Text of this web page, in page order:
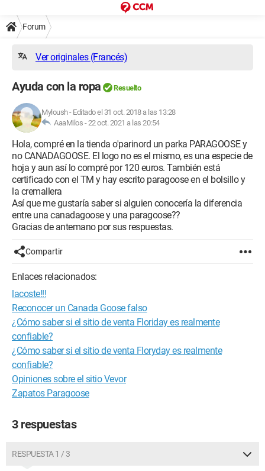
Forum
Ver originales (Francés)
Ayuda con la ropa Resuelto
Myloush- Editado el 31 oct. 2018 a las 13:28
AaaMilos -22 oct. 2021 a las 20:54
Hola, compré en la tienda o'parinord un parka PARAGOOSE y
no CANADAGOOSE. El logo no es el mismo, es una especie de
hoja y aun así lo compré por 120 euros. También está
certificado con el TM y hay escrito paragoose en el bolsillo y
la cremallera
Así que me gustaría saber si alguien conocería la diferencia
entre una canadagoose y una paragoose??
Gracias de antemano por sus respuestas.
Compartir
Enlaces relacionados:
lacoste!!!
Reconocer un Canada Goose falso
¿Cómo saber si el sitio de venta Floriday es realmente
confiable?
¿Cómo saber si el sitio de venta Floryday es realmente
confiable?
Opiniones sobre el sitio Vevor
Zapatos Paragoose
3 respuestas
RESPUESTA 1 / 3